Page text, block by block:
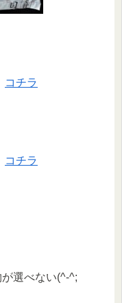
コチラ
コチラ
選べない(^-^;